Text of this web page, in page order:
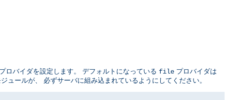
ロバイダを設定します。 デフォルトになっている file プロバイダは
ールが、 必ずサーバに組み込まれているようにしてください。